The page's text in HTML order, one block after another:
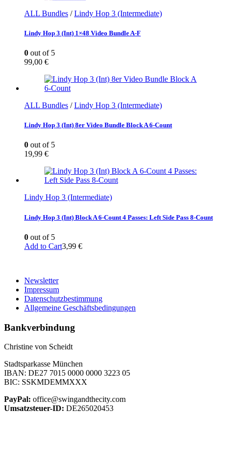
ALL Bundles /Lindy Hop 3 (Intermediate)
Lindy Hop 3 (Int) 1×48 Video Bundle A-F
0 out of 5
99,00 €
ALL Bundles /Lindy Hop 3 (Intermediate)
Lindy Hop 3 (Int) 8er Video Bundle Block A 6-Count
0 out of 5
19,99 €
Lindy Hop 3 (Intermediate)
Lindy Hop 3 (Int) Block A 6-Count 4 Passes: Left Side Pass 8-Count
0 out of 5
Add to Cart3,99 €
Newsletter
Impressum
Datenschutzbestimmung
Allgemeine Geschäftsbedingungen
Bankverbindung
Christine von Scheidt
Stadtsparkasse München
IBAN: DE27 7015 0000 0000 3223 05
BIC: SSKMDEMMXXX
PayPal: office@swingandthecity.com
Umsatzsteuer-ID: DE265020453